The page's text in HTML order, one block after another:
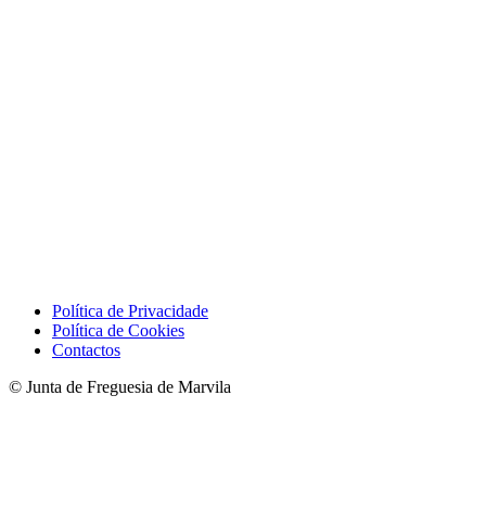
Política de Privacidade
Política de Cookies
Contactos
© Junta de Freguesia de Marvila